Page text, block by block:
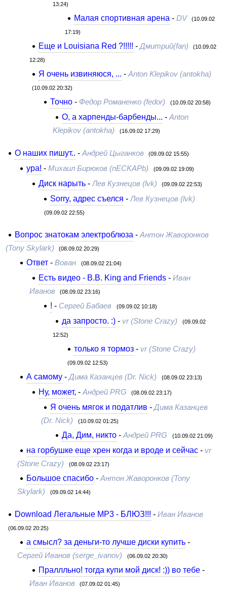
13:24)
Малая спортивная арена - DV (10.09.02
17:19)
Еще и Louisiana Red ?!!!!! - Дмитрий(fan) (10.09.02
12:28)
Я очень извиняюся, ... - Anton Klepikov (antokha)
(10.09.02 20:32)
Точно- Федор Романенко (fedor) (10.09.02 20:58)
О, а харпенды-барбенды... -Anton
Klepikov (antokha)
(16.09.02 17:29)
О наших пишут.. - Андрей Цыганков (09.09.02 15:55)
ура! -Михаил Бирюков (nECKAPb) (09.09.02 19:09)
Диск нарыть- Лев Кузнецов (lvk) (09.09.02 22:53)
Sorry, адрес съелся - Лев Кузнецов (lvk)
(09.09.02 22:55)
Вопрос знатокам электроблюза - Антон Жаворонков
(Tony Skylark)
(08.09.02 20:29)
Ответ -Вован (08.09.02 21:04)
Есть видео - B.B. King and Friends- Иван
Иванов
(08.09.02 23:16)
! - Сергей Бабаев (09.09.02 10:18)
да запросто. :) - vr (Stone Crazy) (09.09.02
12:52)
только я тормоз- vr (Stone Crazy)
(09.09.02 12:53)
А самому -Дима Казанцев (Dr. Nick) (08.09.02 23:13)
Ну, может, - Андрей PRG (08.09.02 23:17)
Я очень мягок и податлив - Дима Казанцев
(Dr. Nick)
(10.09.02 01:25)
Да, Дим, никто -Андрей PRG (10.09.02 21:09)
на горбушке еще хрен когда и вроде и сейчас - vr
(Stone Crazy)
(08.09.02 23:17)
Большое спасибо -Антон Жаворонков (Tony
Skylark)
(09.09.02 14:44)
Download Легальные МР3 - БЛЮЗ!!! - Иван Иванов
(06.09.02 20:25)
а смысл? за деньги-то лучше диски купить -
Сергей Иванов (serge_ivanov) (06.09.02 20:30)
Праллльно! тогда купи мой диск! :)) во тебе-
Иван Иванов (07.09.02 01:45)